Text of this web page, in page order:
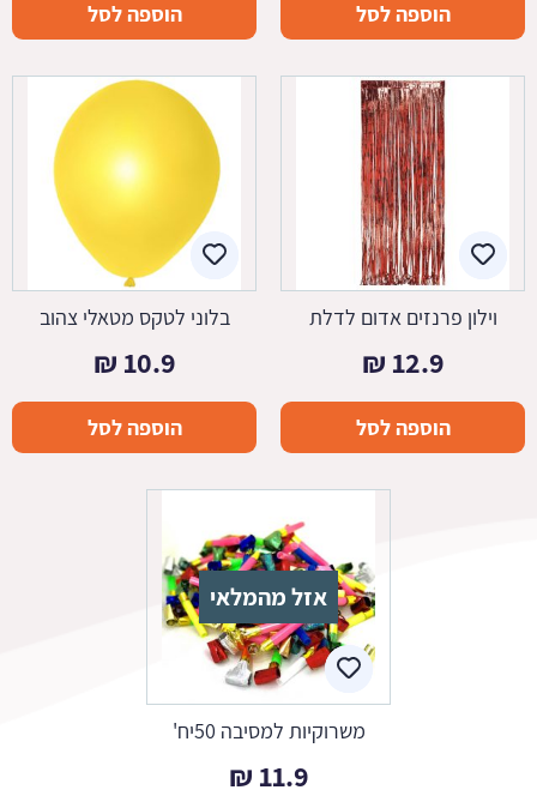
הוספה לסל הוספה לסל
וילון פרנזים אדום לדלת
12.9
₪
הוספה לסל
בלוני לטקס מטאלי צהוב
10.9
₪
הוספה לסל
אזל מהמלאי
משרוקיות למסיבה 50יח'
11.9
₪